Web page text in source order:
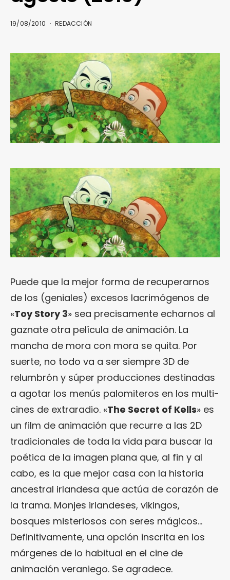
19/08/2010 REDACCIÓN
Puede que la mejor forma de recuperarnos
de los (geniales) excesos lacrimógenos de
«Toy Story 3» sea precisamente echarnos al
gaznate otra película de animación. La
mancha de mora con mora se quita. Por
suerte, no todo va a ser siempre 3D de
relumbrón y súper producciones destinadas
a agotar los menús palomiteros en los multi-
cines de extraradio. «The Secret of Kells» es
un film de animación que recurre a las 2D
tradicionales de toda la vida para buscar la
poética de la imagen plana que, al fin y al
cabo, es la que mejor casa con la historia
ancestral irlandesa que actúa de corazón de
la trama. Monjes irlandeses, vikingos,
bosques misteriosos con seres mágicos…
Definitivamente, una opción inscrita en los
márgenes de lo habitual en el cine de
animación veraniego. Se agradece.